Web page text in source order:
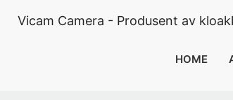
Vicam Camera - Produsent av
HOME